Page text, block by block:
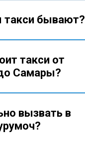
такси бывают?
такси от
Самары?
вызвать в